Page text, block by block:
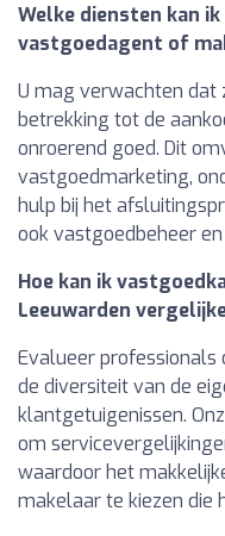
Welke diensten kan
vastgoedagent of
U mag verwachten dat
betrekking tot de
onroerend goed. Dit
vastgoedmarketing,
hulp bij het
ook vastgoedbeheer
Hoe kan ik
Leeuwarden
Evalueer professionals
de diversiteit van de
klantgetuigenissen.
om
waardoor het
makelaar te kiezen die